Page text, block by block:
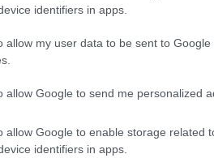
identifiers in apps.
allow my user data to be sent to
allow Google to send me personalized
allow Google to enable storage related
identifiers in apps.
azRTL+ Premiumon
között legyen a Google-